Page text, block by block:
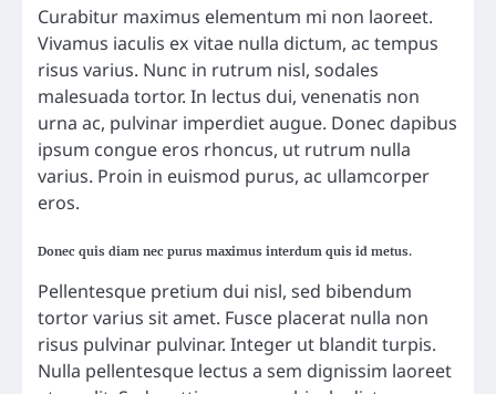
Curabitur maximus elementum mi non laoreet.
Vivamus iaculis ex vitae nulla dictum, ac tempus
risus varius. Nunc in rutrum nisl, sodales
malesuada tortor. In lectus dui, venenatis non
urna ac, pulvinar imperdiet augue. Donec dapibus
ipsum congue eros rhoncus, ut rutrum nulla
varius. Proin in euismod purus, ac ullamcorper
eros.
Donec quis diam nec purus maximus interdum quis id metus.
Pellentesque pretium dui nisl, sed bibendum
tortor varius sit amet. Fusce placerat nulla non
risus pulvinar pulvinar. Integer ut blandit turpis.
Nulla pellentesque lectus a sem dignissim laoreet